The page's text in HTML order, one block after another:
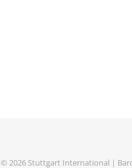
© 2026 Stuttgart International |